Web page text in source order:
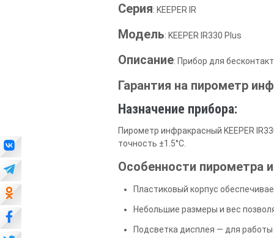
Серия: KEEPER IR
Модель: KEEPER IR330 Plus
Описание: Прибор для
Гарантия на пирометр
Назначение прибора:
Пирометр инфракрасный KEEPER
точность ±1.5°С.
Особенности пирометра
Пластиковый корпус
Небольшие размеры и вес
Подсветка дисплея — для